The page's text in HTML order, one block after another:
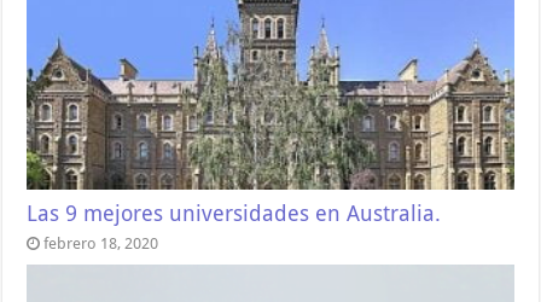
Las 9 mejores universidades en Australia.
febrero 18, 2020